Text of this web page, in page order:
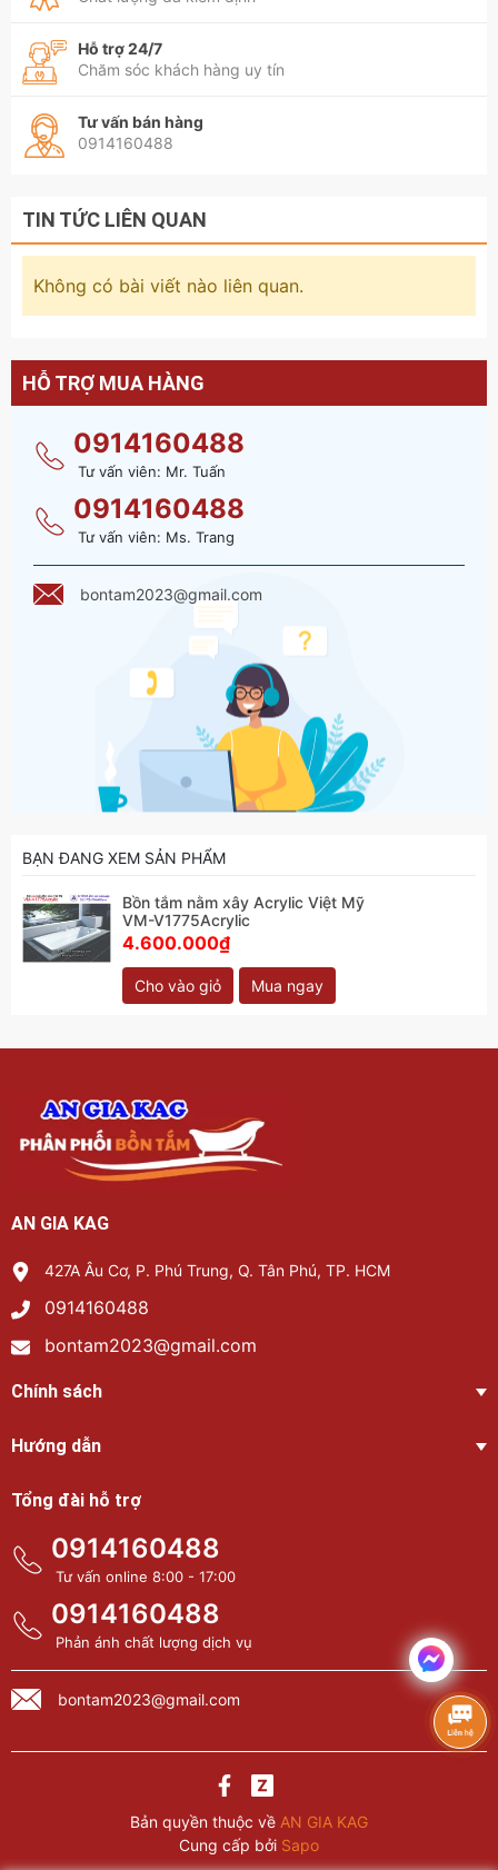
Hỗ trợ 24/7
Chăm sóc khách hàng uy tín
Tư vấn bán hàng
0914160488
TIN TỨC LIÊN QUAN
Không có bài viết nào liên quan.
HỖ TRỢ MUA HÀNG
0914160488
Tư vấn viên: Mr. Tuấn
0914160488
Tư vấn viên: Ms. Trang
bontam2023@gmail.com
BẠN ĐANG XEM SẢN PHẨM
Bồn tắm nằm xây Acrylic Việt Mỹ
VM-V1775Acrylic
4.600.000₫
Cho vào giỏ Mua ngay
AN GIA KAG
427A Âu Cơ, P. Phú Trung, Q. Tân Phú, TP. HCM
0914160488
bontam2023@gmail.com
Chính sách
Hướng dẫn
Tổng đài hỗ trợ
0914160488
Tư vấn online 8:00 - 17:00
0914160488
Phản ánh chất lượng dịch vụ
bontam2023@gmail.com
Bản quyền thuộc về AN GIA KAG
Cung cấp bởi Sapo